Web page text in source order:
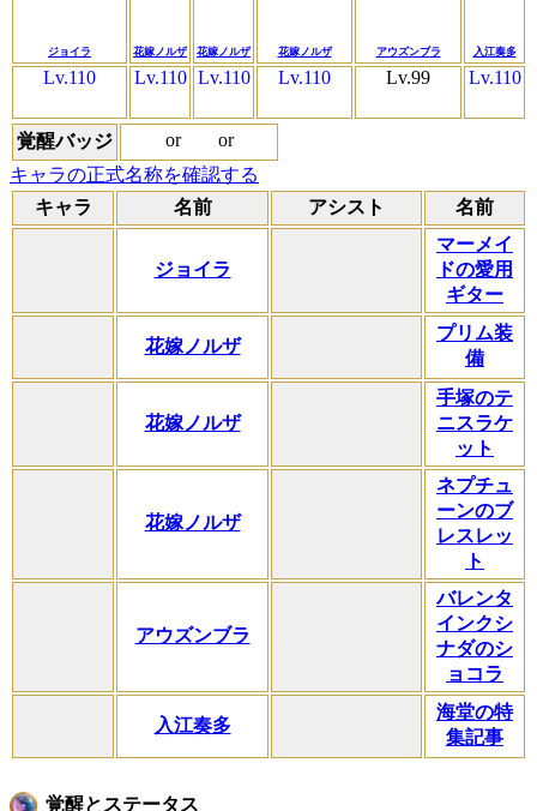
ジョイラ 花嫁ノルザ 花嫁ノルザ 花嫁ノルザ アウズンブラ 入江奏多
Lv.110 Lv.110 Lv.110 Lv.110 Lv.99 Lv.110
覚醒バッジ or
or
キャラの正式名称を確認する
キャラ
名前 アシスト 名前
ジョイラ
マーメイ
ドの愛用
ギター
花嫁ノルザ
プリム装
備
花嫁ノルザ
手塚のテ
ニスラケ
ット
花嫁ノルザ
ネプチュ
ーンのブ
レスレッ
ト
アウズンブラ
バレンタ
インクシ
ナダのシ
ョコラ
入江奏多
海堂の特
集記事
覚醒とステータス